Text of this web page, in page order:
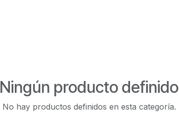
Ningún producto definido
No hay productos definidos en esta categoría.